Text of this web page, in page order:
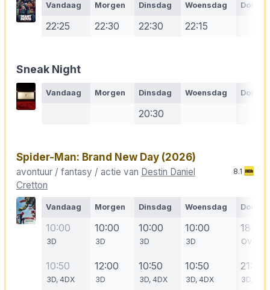
Vandaag Morgen Dinsdag Woensdag
22:25 22:30 22:30 22:15
Sneak Night
Vandaag Morgen Dinsdag Woensdag
20:30
Spider-Man: Brand New Day (2026)
avontuur / fantasy / actie van Destin Daniel
Cretton
8.1
Vandaag Morgen Dinsdag Woensdag
10:00
3D
10:50
3D, 4DX
10:00
3D
12:00
3D
10:00
3D
10:50
3D, 4DX
10:00
3D
10:50
3D, 4DX
18:00
OV
21:20
3D, 4DX